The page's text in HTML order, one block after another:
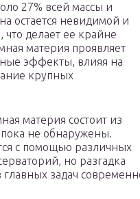
27% всей массы и
остается невидимой и
что делает ее крайне
материя проявляет
эффекты, влияя на
крупных
материя состоит из
не обнаружены.
с помощью различных
но разгадка
главных задач